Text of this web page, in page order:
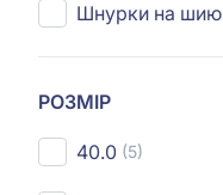
Шнурки на шию
РОЗМІР
40.0 (5)